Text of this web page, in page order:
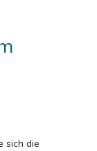
sich die